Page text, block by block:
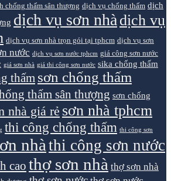
chống thấm sân thượng dịch vụ chống thấm dịch
dịch vụ sơn nhà dịch vụ
dịch vụ sơn nhà trọn gói tại tphcm dịch vụ sơn
nước dịch vụ sơn nước tphcm giá công sơn nước
giá sơn nhà giá thi công sơn nước sika chống thấm
thấm sơn chống thấm
thấm sân thượng sơn chống
nhà giá rẻ sơn nhà tphcm
thi công chống thấm thi công sơn
nhà thi công sơn nước
cao thợ sơn nhà thợ sơn nhà